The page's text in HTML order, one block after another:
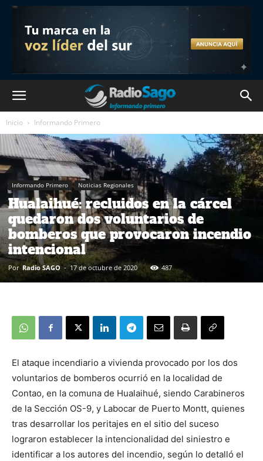
Inicio Informando Primero
Informando Primero Noticias Regionales
Hualaihué: recluidos en la cárcel
quedaron dos voluntarios de
bomberos que provocaron incendio
intencional
Por Radio SAGO - 17 de octubre de 2020 487
El ataque incendiario a vivienda provocado por los dos
voluntarios de bomberos ocurrió en la localidad de
Contao, en la comuna de Hualaihué, siendo Carabineros
de la Sección OS-9, y Labocar de Puerto Montt, quienes
tras desarrollar los peritajes en el sitio del suceso
lograron establecer la intencionalidad del siniestro e
identificar a los autores del incendio, según lo detalló el